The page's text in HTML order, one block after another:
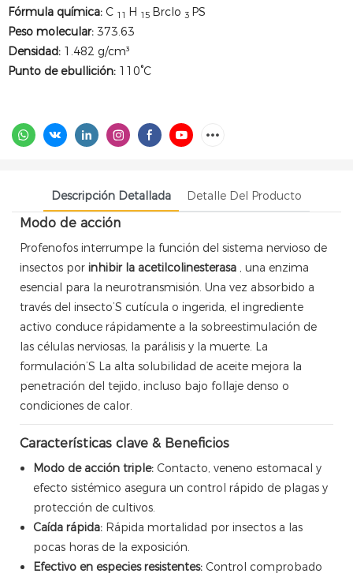
Fórmula química: C 11 H 15 Brclo 3 PS
Peso molecular: 373.63
Densidad: 1.482 g/cm³
Punto de ebullición: 110°C
Descripción Detallada Detalle Del Producto
Modo de acción
Profenofos interrumpe la función del sistema nervioso de
insectos por inhibir la acetilcolinesterasa , una enzima
esencial para la neurotransmisión. Una vez absorbido a
través del insecto’S cutícula o ingerida, el ingrediente
activo conduce rápidamente a la sobreestimulación de
las células nerviosas, la parálisis y la muerte. La
formulación’S La alta solubilidad de aceite mejora la
penetración del tejido, incluso bajo follaje denso o
condiciones de calor.
Características clave & Beneficios
Modo de acción triple: Contacto, veneno estomacal y
efecto sistémico asegura un control rápido de plagas y
protección de cultivos.
Caída rápida: Rápida mortalidad por insectos a las
pocas horas de la exposición.
Efectivo en especies resistentes: Control comprobado